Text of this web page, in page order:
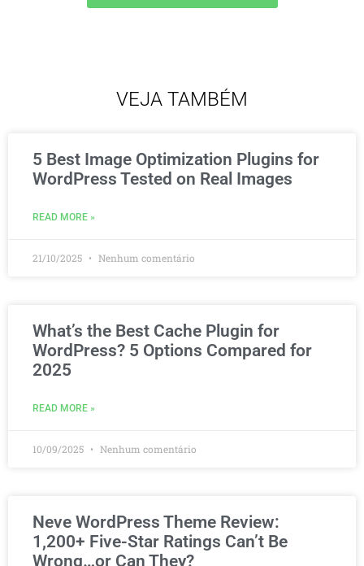
VEJA TAMBÉM
5 Best Image Optimization Plugins for
WordPress Tested on Real Images
READ MORE »
21/10/2025 Nenhum comentário
What’s the Best Cache Plugin for
WordPress? 5 Options Compared for
2025
READ MORE »
10/09/2025 Nenhum comentário
Neve WordPress Theme Review:
1,200+ Five-Star Ratings Can’t Be
Wrong…or Can They?